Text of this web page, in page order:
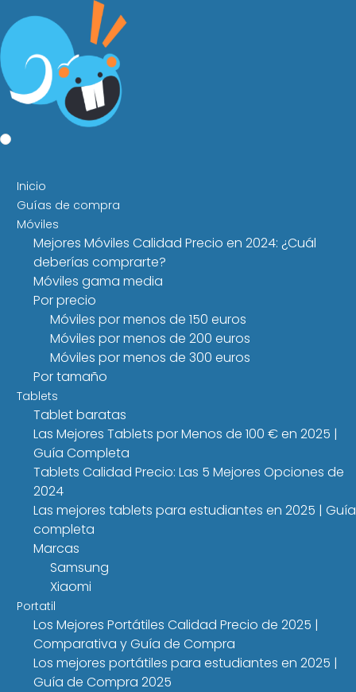
Inicio
Guías de compra
Móviles
Mejores Móviles Calidad Precio en 2024: ¿Cuál
deberías comprarte?
Móviles gama media
Por precio
Móviles por menos de 150 euros
Móviles por menos de 200 euros
Móviles por menos de 300 euros
Por tamaño
Tablets
Tablet baratas
Las Mejores Tablets por Menos de 100 € en 2025 |
Guía Completa
Tablets Calidad Precio: Las 5 Mejores Opciones de
2024
Las mejores tablets para estudiantes en 2025 | Guía
completa
Marcas
Samsung
Xiaomi
Portatil
Los Mejores Portátiles Calidad Precio de 2025 |
Comparativa y Guía de Compra
Los mejores portátiles para estudiantes en 2025 |
Guía de Compra 2025